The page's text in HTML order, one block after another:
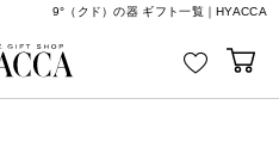
9°（クド）の器 ギフト一覧｜HYACCA